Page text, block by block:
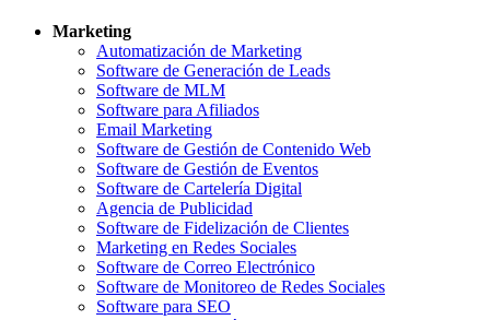
Marketing
Automatización de Marketing
Software de Generación de Leads
Software de MLM
Software para Afiliados
Email Marketing
Software de Gestión de Contenido Web
Software de Gestión de Eventos
Software de Cartelería Digital
Agencia de Publicidad
Software de Fidelización de Clientes
Marketing en Redes Sociales
Software de Correo Electrónico
Software de Monitoreo de Redes Sociales
Software para SEO